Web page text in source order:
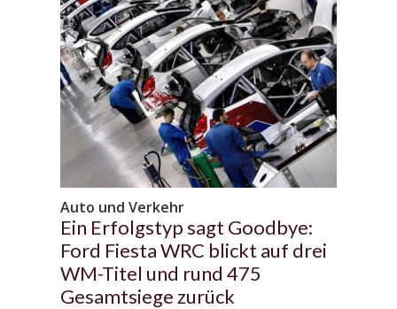
Auto und Verkehr
Ein Erfolgstyp sagt Goodbye:
Ford Fiesta WRC blickt auf drei
WM-Titel und rund 475
Gesamtsiege zurück